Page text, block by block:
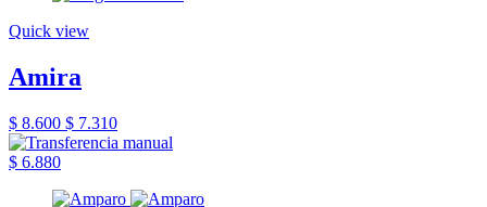
Quick view
Amira
$ 8.600 $ 7.310
$ 6.880